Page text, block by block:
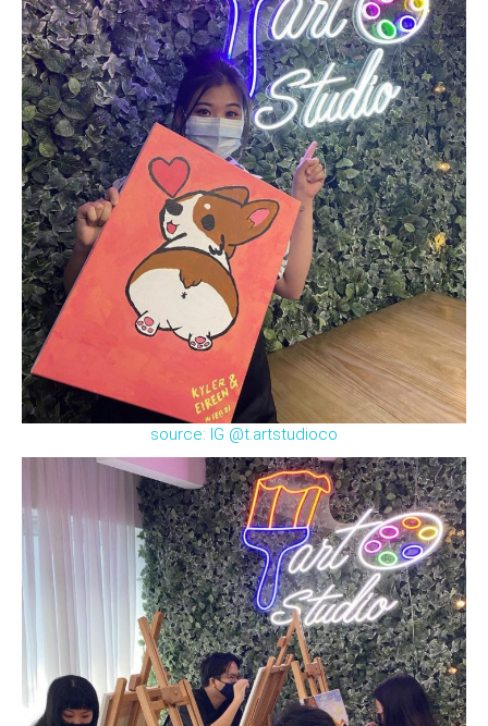
source: IG @t.artstudioco